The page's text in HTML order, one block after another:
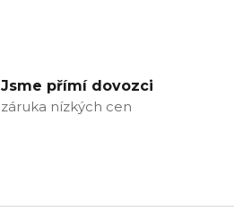
Jsme přímí dovozci
záruka nízkých cen